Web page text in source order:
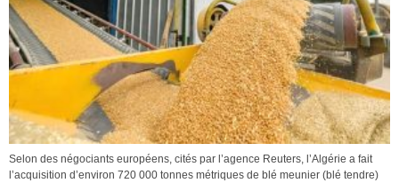
Selon des négociants européens, cités par l’agence Reuters, l’Algérie a fait
l’acquisition d’environ 720 000 tonnes métriques de blé meunier (blé tendre)